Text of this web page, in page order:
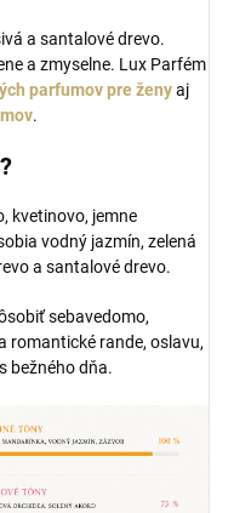
a santalové drevo.
a zmyselne. Lux Parfém
parfumov pre ženyaj
.
kvetinovo, jemne
vodný jazmín, zelená
a santalové drevo.
sebavedomo,
romantické rande, oslavu,
bežného dňa.